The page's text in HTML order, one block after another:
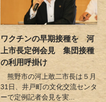
ワクチンの早期接種を 河
上市長定例会見 集団接種
の利用呼掛け
熊野市の河上敢二市長は５月
31日、井戸町の文化交流センタ
ーで定例記者会見を実...